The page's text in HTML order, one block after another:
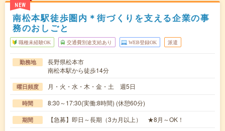
NEW
南松本駅徒歩圏内＊街づくりを支える企業の事
務のおしごと
職種未経験OK 交通費別途支給あり WEB登録OK 派遣
勤務地
長野県松本市
南松本駅から徒歩14分
曜日頻度 月・火・水・木・金・土 週5日
時間 8:30～17:30(実働:8時間) (休憩60分)
期間 【急募】即日～長期（3カ月以上） ★8月～OK！